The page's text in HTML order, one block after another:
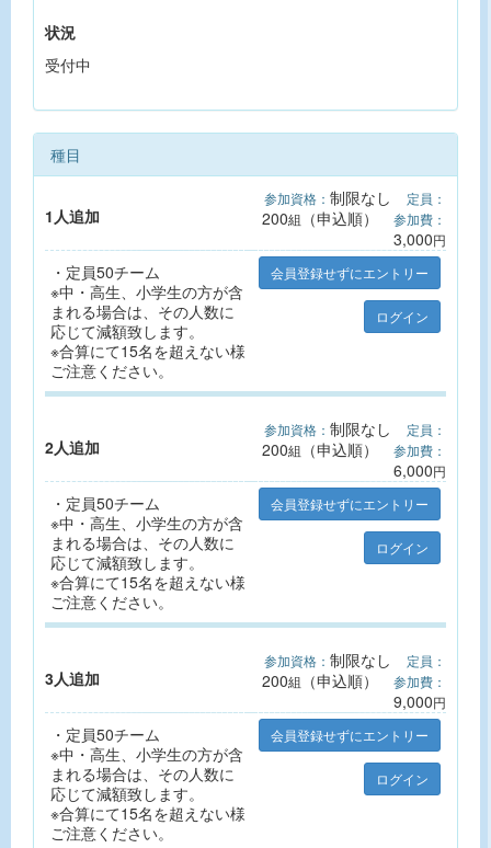
表者」の情報をご入力ください。
【募集期間】2025年7月1日(水) 12:00 〜 2025年9月13日
【参加資格】
①1人で1周(1km)を完走できる方
②大会規約を守り、他の参加者へ配慮ができる方
※伴走を有する障害のある方の参加可能。
※伴走者の方は何人でも参加料は無料です(参加賞はござい
ません)。
※伴走者の方のスポーツ傷害保険は主催者が負担します。
・地震、風水害、降雪、事件、事故、疫病等、予測不能な
スの変更等を行う場合があります。その場合、参加料は返
・荒天により主催者の判断で大会を中止する場合がありま
す。中止した場合は参加料の返金はいたしませんのでご了
承ください。中止の決定は大会HPに掲載します。
・ジョイジョインからの事前エントリーが必須となりま
・チームの申込代表者は、成人であることが必須となりま
す。
・エントリーは、申込代表者1人につき1チームのみとなり
ます。
・エントリーの時点では、確定しているメンバーの人数だ
けご入力ください。(最少人数5人、この時点で申込代表者
以外の氏名の登録はありません)
・エントリー締め切り日以降のメンバーの追加はできませ
ん。
・大会当日「誓約書兼メンバーリスト」をご提出いただき
・当日出場されるメンバーが、エントリー時の人数を下回
ってもご出場は可能です。
・メンバーが最少人数の5人を下回ってしまう場合は、順
位付けや表彰の対象外となります。
・エントリー完了後は、自己都合(入力間違え、病欠など
を含む)による、チーム名の変更、部門の変更、メンバー
数の減少、エントリーのやり直し、エントリーのキャンセ
ルなどは応じることができませんので、エントリーの内容
をよくご確認のうえ、お間違えの無いようエントリーをお
願いいたします。
・ジョイジョインのエントリー完了後にメンバーの追加を
ン経由で申し込みが可能です。(エントリー締切日まで) 詳
しくは大会ホームページをご参照ください。
・大会開催中の事故・疫病・紛失等に関し、主催者は一切
責任を負いません。
・大会の映像・写真・記事・記録等(において氏名・年
齢・性別・記録・肖像等の個人情報)が新聞・テレビ・雑
誌・インターネット・パンフレット等に報道・掲載・利用
されることを承諾します。またその掲載権・使用権は主催
者に属します。
状況
受付中
種目
1人追加
参加資格： 制限なし 定員：
200組 （申込順） 参加費：
3,000円
・定員50チーム
※中・高生、小学生の方が含
まれる場合は、その人数に
応じて減額致します。
※合算にて15名を超えない様
ご注意ください。
会員登録せずにエントリー
ログイン
2人追加
参加資格： 制限なし 定員：
200組 （申込順） 参加費：
6,000円
・定員50チーム
※中・高生、小学生の方が含
まれる場合は、その人数に
応じて減額致します。
※合算にて15名を超えない様
ご注意ください。
会員登録せずにエントリー
ログイン
3人追加
参加資格： 制限なし 定員：
200組 （申込順） 参加費：
9,000円
・定員50チーム
※中・高生、小学生の方が含
まれる場合は、その人数に
応じて減額致します。
※合算にて15名を超えない様
ご注意ください。
会員登録せずにエントリー
ログイン